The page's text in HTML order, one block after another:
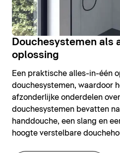
Douchesystemen als
oplossing
Een praktische alles-in-één
douchesystemen, waardoor
afzonderlijke onderdelen
douchesystemen bevatten
handdouche, een slang en
hoogte verstelbare